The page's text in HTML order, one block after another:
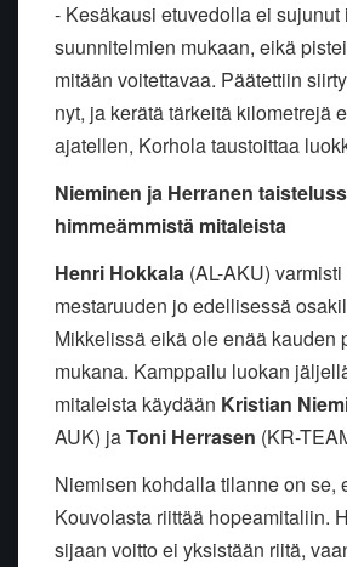
- Kesäkausi etuvedolla ei sujunut
suunnitelmien mukaan, eikä
mitään voitettavaa. Päätettiin
nyt, ja kerätä tärkeitä kilometrejä
ajatellen, Korhola taustoittaa
Nieminen ja Herranen
himmeämmistä mitaleista
Henri Hokkala (AL-AKU)
mestaruuden jo edellisessä
Mikkelissä eikä ole enää kauden
mukana. Kamppailu luokan
mitaleista käydään Kristian
AUK) jaToni Herrasen (KR-
Niemisen kohdalla tilanne on se,
Kouvolasta riittää hopeamitaliin.
sijaan voitto ei yksistään riitä,